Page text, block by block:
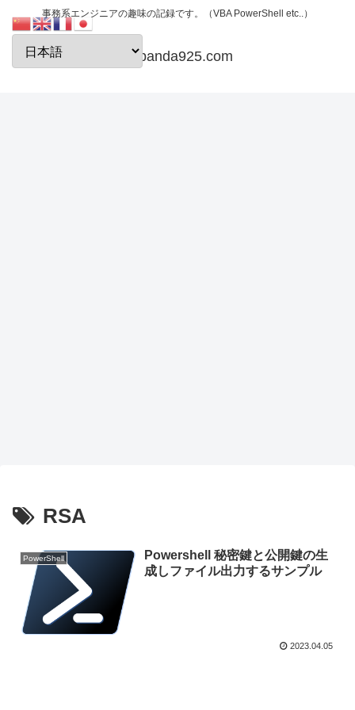
事務系エンジニアの趣味の記録です。（VBA PowerShell etc..）
papanda925.com
RSA
PowerShell
Powershell 秘密鍵と公開鍵の生
成しファイル出力するサンプル
2023.04.05